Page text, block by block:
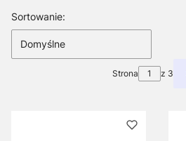
Lista produktów
Sortowanie:
Domyślne
Strona z 3